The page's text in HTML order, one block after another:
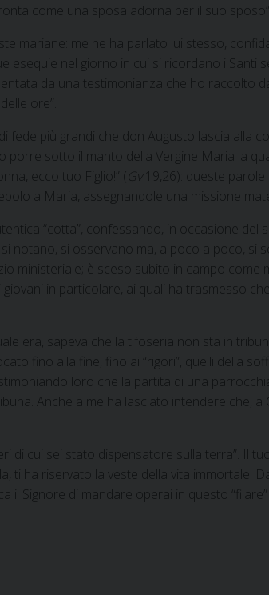
come una sposa adorna per il suo sposo”
mariane: me ne ha parlato lui stesso,
esequie nel giorno in cui si ricordano i Santi
da una testimonianza che ho raccolto
ore”.
più grandi che don Augusto lascia alla
porre sotto il manto della Vergine Maria la
ecco tuo Figlio!” (
19,26): queste
a Maria, assegnandole una missione
“cotta”, confessando, in occasione del
notano, si osservano ma, a poco a poco, si
ministeriale; è sceso subito in campo come
in particolare, ai quali ha trasmesso
era, sapeva che la tifoseria non sta in
fino alla fine, fino ai “rigori”, quelli della
loro che la partita di una
Anche a me ha lasciato intendere che, a
di cui sei stato dispensatore sulla terra”. Il
ha riservato la veste della vita immortale.
il Signore di mandare operai in questo “filare”